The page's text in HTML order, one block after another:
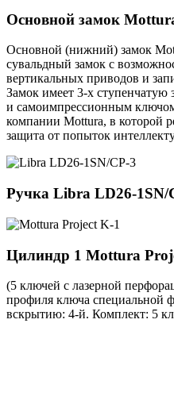
Основной замок
Основной (нижний) замок
сувальдный замок с
вертикальных приводов и
Замок имеет 3-х
и самоимпрессионным
компании Mottura, в которой
защита от попыток
Ручка Libra LD26-1SN/
Цилиндр 1 Mottura
(5 ключей с лазерной
профиля ключа специальной
вскрытию: 4-й. Комплект: 5